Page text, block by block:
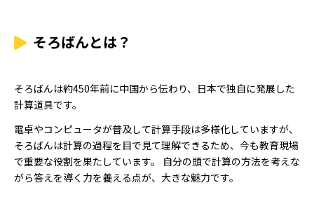
そろばんとは？
そろばんは約450年前に中国から伝わり、日本で独自に発展した
計算道具です。
電卓やコンピュータが普及して計算手段は多様化していますが、
そろばんは計算の過程を目で見て理解できるため、今も教育現場
で重要な役割を果たしています。 自分の頭で計算の方法を考えな
がら答えを導く力を養える点が、大きな魅力です。